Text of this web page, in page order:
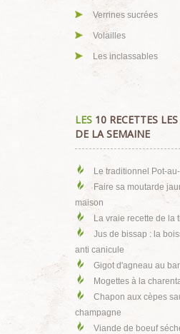
Verrines sucrées
Volailles
Les inclassables
LES 10 RECETTES
DE LA SEMAINE
Le traditionnel Pot-
Faire sa moutarde
maison
La vraie recette de la
Jus de bissap : la
anti canicule
Gigot d'agneau au
Mogettes à la
Chapon aux cèpes
champagne
Viande de boeuf